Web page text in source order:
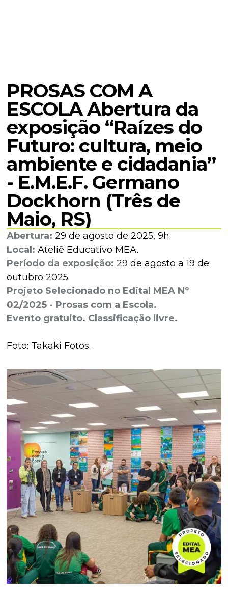
PROSAS COM A
ESCOLA Abertura da
exposição “Raízes do
Futuro: cultura, meio
ambiente e cidadania”
- E.M.E.F. Germano
Dockhorn (Três de
Maio, RS)
Abertura:29 de agosto de 2025, 9h.
Local: Ateliê Educativo MEA.
Período da exposição:29 de agosto a 19 de
outubro 2025.
Projeto Selecionado no Edital MEA Nº
02/2025 - Prosas com a Escola.
Evento gratuito. Classificação livre.
Foto: Takaki Fotos.